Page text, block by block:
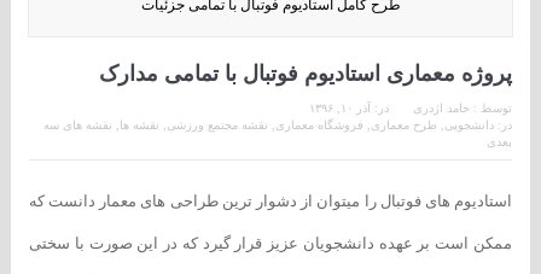
طرح کامل استادیوم فوتبال با تمامی جزئیات
پروژه معماری استادیوم فوتبال با تمامی مدارک
توسط : حامد اژدری در:
آذر ۱۰, ۱۳۹۶
در: دانشجویی طرح معماری فروشگاه معماری نقشه مجتمع ورزشی نقشه ها
نقشه های سه
بعدی
استادیوم های فوتبال را میتوان از دشوار ترین طراحی های معمار دانست که
ممکن است بر عهده دانشجویان عزیز قرار گیرد که در این صورت با سختی